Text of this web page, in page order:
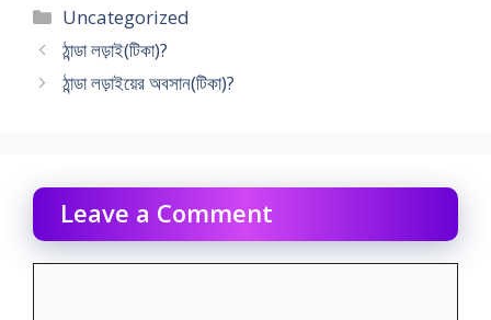
Categories
Uncategorized
ঠান্ডা লড়াই(টিকা)?
ঠান্ডা লড়াইয়ের অবসান(টিকা)?
Leave a Comment